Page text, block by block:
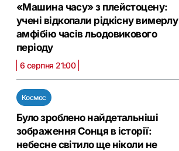
«Машина часу» з плейстоцену:
учені відкопали рідкісну вимерлу
амфібію часів льодовикового
періоду
6 серпня 21:00
Космос
Було зроблено найдетальніші
зображення Сонця в історії:
небесне світило ще ніколи не